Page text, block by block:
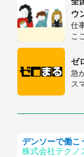
ウ
仕
こ
ゼ
急
ス
株式会社テクノ